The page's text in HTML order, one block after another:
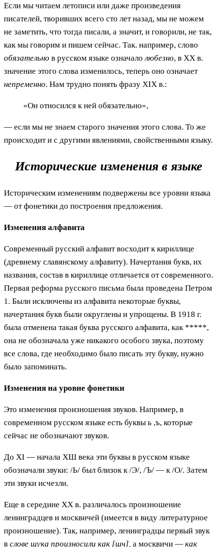
Если мы читаем летописи или даже произведения
писателей, творивших всего сто лет назад, мы не можем
не заметить, что тогда писали, а значит, и говорили, не так,
как мы говорим и пишем сейчас. Так. например, слово
обязательно в русском языке означало любезно, в XX в.
значение этого слова изменилось, теперь оно означает
непременно. Нам трудно понять фразу XIX в.:
«Он относился к ней обязательно»,
— если мы не знаем старого значения этого слова. То же
происходит и с другими явлениями, свойственными языку.
Исторические изменения в языке
Историческим изменениям подвержены все уровни языка
— от фонетики до построения предложения.
Изменения алфавита
Современный русский алфавит восходит к кириллице
(древнему славянскому алфавиту). Начертания букв, их
названия, состав в кириллице отличается от современного.
Первая реформа русского письма была проведена Петром
1. Были исключены из алфавита некоторые буквы,
начертания букв были округлены и упрощены. В 1918 г.
была отменена такая буква русского алфавита, как *****,
она не обозначала уже никакого особого звука, поэтому
все слова, где необходимо было писать эту букву, нужно
было запоминать.
Изменения на уровне фонетики
Это изменения произношения звуков. Например, в
современном русском языке есть буквы ь ,ъ, которые
сейчас не обозначают звуков.
До ХI — начала ХШ века эти буквы в русском языке
обозначали звуки: /Ь/ был близок к /Э/, /Ъ/ — к /О/. Затем
эти звуки исчезли.
Еще в середине XX в. различалось произношение
ленинградцев и москвичей (имеется в виду литературное
произношение). Так, например, ленинградцы первый звук
в слове щука произносили как [шч], а москвичи — как